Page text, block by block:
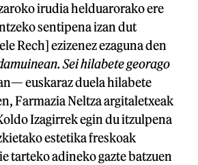
irudia helduarorako ere
sentipena izan dut
Rech] ezizenez ezaguna den
Sei hilabete georago
euskaraz duela hilabete
Farmazia Neltza argitaletxeak
Izagirrek egin du itzulpena
estetika freskoak
tarteko adineko gazte batzuen